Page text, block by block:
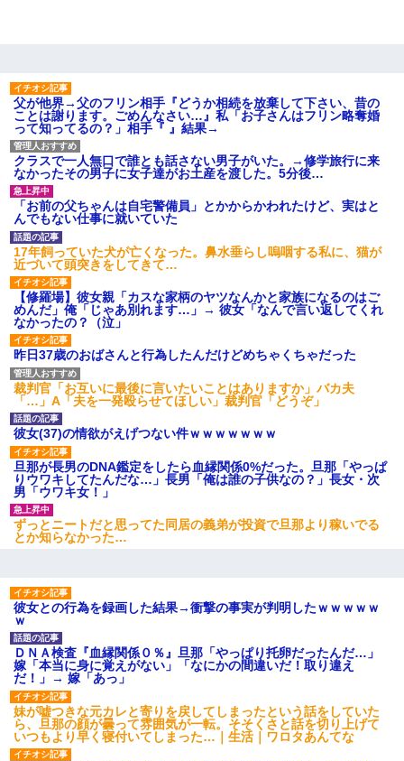
父が他界→父のフリン相手『どうか相続を放棄して下さい、昔の
ことは謝ります。ごめんなさい…』私「お子さんはフリン略奪婚
って知ってるの？」相手『 』結果→
クラスで一人無口で誰とも話さない男子がいた。→修学旅行に来
なかったその男子に女子達がお土産を渡した。5分後…
「お前の父ちゃんは自宅警備員」とかからかわれたけど、実はと
んでもない仕事に就いていた
17年飼っていた犬が亡くなった。鼻水垂らし嗚咽する私に、猫が
近づいて頭突きをしてきて…
【修羅場】彼女親「カスな家柄のヤツなんかと家族になるのはご
めんだ」俺「じゃあ別れます…」→ 彼女「なんで言い返してくれ
なかったの？（泣」
昨日37歳のおばさんと行為したんだけどめちゃくちゃだった
裁判官「お互いに最後に言いたいことはありますか」バカ夫
「…」A「夫を一発殴らせてほしい」裁判官「どうぞ」
彼女(37)の情欲がえげつない件ｗｗｗｗｗｗｗ
旦那が長男のDNA鑑定をしたら血縁関係0%だった。旦那「やっぱ
りウワキしてたんだな…」長男「俺は誰の子供なの？」長女・次
男「ウワキ女！」
ずっとニートだと思ってた同居の義弟が投資で旦那より稼いでる
とか知らなかった…
彼女との行為を録画した結果→衝撃の事実が判明したｗｗｗｗｗ
ｗ
ＤＮＡ検査『血縁関係０％』旦那「やっぱり托卵だったんだ…」
嫁「本当に身に覚えがない」「なにかの間違いだ！取り違え
だ！」→ 嫁「あっ」
妹が嘘つきな元カレと寄りを戻してしまったという話をしていた
ら、旦那の顔が曇って雰囲気が一転。そそくさと話を切り上げて
いつもより早く寝付いてしまった…｜生活｜ワロタあんてな